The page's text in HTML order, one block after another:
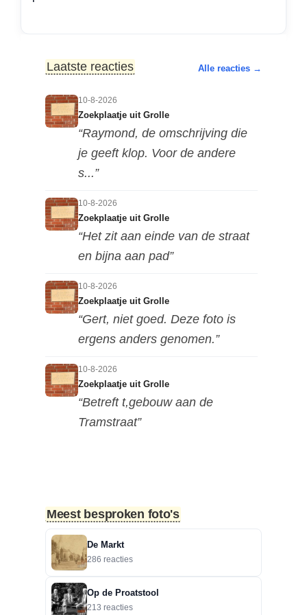
Laatste reacties Alle reacties →
10-8-2026
Zoekplaatje uit Grolle
“Raymond, de omschrijving die
je geeft klop. Voor de andere
s...”
10-8-2026
Zoekplaatje uit Grolle
“Het zit aan einde van de straat
en bijna aan pad”
10-8-2026
Zoekplaatje uit Grolle
“Gert, niet goed. Deze foto is
ergens anders genomen.”
10-8-2026
Zoekplaatje uit Grolle
“Betreft t,gebouw aan de
Tramstraat”
jaren 60 al in de Van Limburg...”
9-8-2026
Borculoseweg met rijschool Giezen
“Beiden zijn Peugeots 404.”
8-8-2026
Meest besproken foto's
De Markt
286 reacties
Op de Proatstool
213 reacties